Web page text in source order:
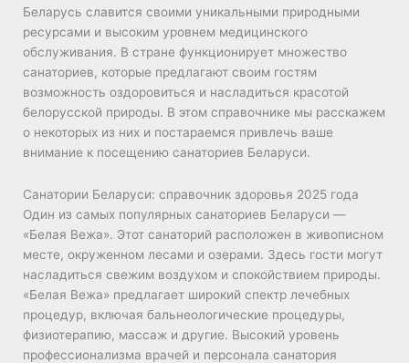
Беларусь славится своими уникальными природными
ресурсами и высоким уровнем медицинского
обслуживания. В стране функционирует множество
санаториев, которые предлагают своим гостям
возможность оздоровиться и насладиться красотой
белорусской природы. В этом справочнике мы расскажем
о некоторых из них и постараемся привлечь ваше
внимание к посещению санаториев Беларуси.
Санатории Беларуси: справочник здоровья 2025 года
Один из самых популярных санаториев Беларуси —
«Белая Вежа». Этот санаторий расположен в живописном
месте, окруженном лесами и озерами. Здесь гости могут
насладиться свежим воздухом и спокойствием природы.
«Белая Вежа» предлагает широкий спектр лечебных
процедур, включая бальнеологические процедуры,
физиотерапию, массаж и другие. Высокий уровень
профессионализма врачей и персонала санатория